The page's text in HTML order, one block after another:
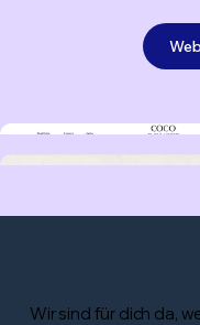
Wir sind für dich da,